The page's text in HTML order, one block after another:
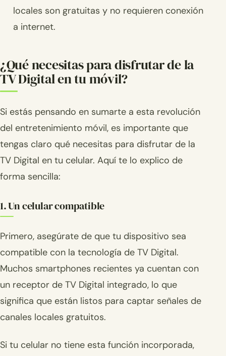
locales son gratuitas y no requieren conexión
a internet.
¿Qué necesitas para disfrutar de la
TV Digital en tu móvil?
Si estás pensando en sumarte a esta revolución
del entretenimiento móvil, es importante que
tengas claro qué necesitas para disfrutar de la
TV Digital en tu celular. Aquí te lo explico de
forma sencilla:
1. Un celular compatible
Primero, asegúrate de que tu dispositivo sea
compatible con la tecnología de TV Digital.
Muchos smartphones recientes ya cuentan con
un receptor de TV Digital integrado, lo que
significa que están listos para captar señales de
canales locales gratuitos.
Si tu celular no tiene esta función incorporada,